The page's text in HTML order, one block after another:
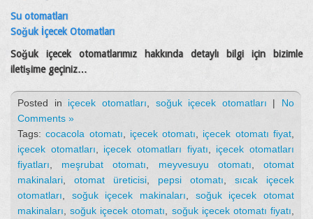
Su otomatları
Soğuk İçecek Otomatları
Soğuk içecek otomatlarımız hakkında detaylı bilgi için bizimle
iletişime geçiniz…
Posted in içecek otomatları soğuk içecek otomatları | No
Comments »
Tags:cocacola otomatı içecek otomatı içecek otomatı fiyat
içecek otomatları
içecek otomatları fiyatı
içecek otomatları
fiyatları
meşrubat otomatı meyvesuyu otomatı ,otomat
makinalari
otomat üreticisi pepsi otomatı
sıcak içecek
otomatları
soğuk içecek makinaları
soğuk içecek otomat
makinaları ,soğuk içecek otomatı soğuk içecek otomatı fiyatı